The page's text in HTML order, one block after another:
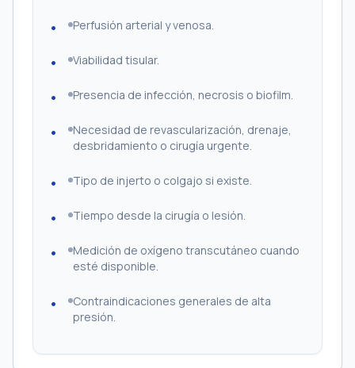
Perfusión arterial y venosa.
Viabilidad tisular.
Presencia de infección, necrosis o biofilm.
Necesidad de revascularización, drenaje,
desbridamiento o cirugía urgente.
Tipo de injerto o colgajo si existe.
Tiempo desde la cirugía o lesión.
Medición de oxígeno transcutáneo cuando
esté disponible.
Contraindicaciones generales de alta
presión.